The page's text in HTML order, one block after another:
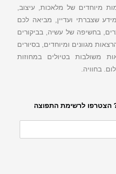
הצטרפו לרשימת התפוצה
מיוחדים של מלאכות, עיצוב,
שצברתי ועדיין, מביאה לכם
בחשיפה של עשיה, בביקורים
מגוונים ומיוחדים, בסיורים
משולבות בטיולים במחוזות
בחוויה.